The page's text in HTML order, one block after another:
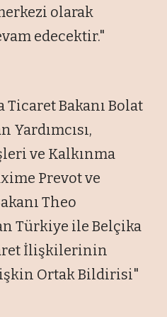
olarak
edecektir."
Ticaret Bakanı Bolat
Yardımcısı,
ve Kalkınma
Prevot ve
Theo
Türkiye ile Belçika
İlişkilerinin
Ortak Bildirisi"